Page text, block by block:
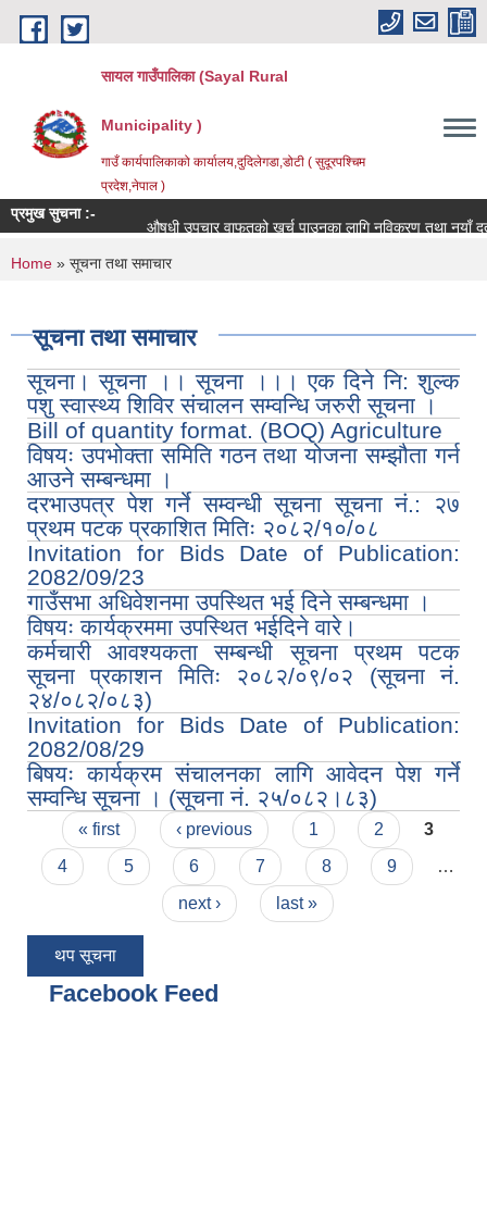
Skip to main content
सायल गाउँपालिका (Sayal Rural
Municipality )
गाउँ कार्यपालिकाको कार्यालय,दुदिलेगडा,डोटी ( सुदूरपश्चिम
प्रदेश,नेपाल )
प्रमुख सुचना :-
औषधी उपचार वाफतको खर्च पाउनका लागि नविकरण तथा नयाँ दर्ता
You are here
Home » सूचना तथा समाचार
सूचना तथा समाचार
सूचना। सूचना ।। सूचना ।।। एक दिने नि: शुल्क
पशु स्वास्थ्य शिविर संचालन सम्वन्धि जरुरी सूचना ।
Bill of quantity format. (BOQ) Agriculture
विषयः उपभोक्ता समिति गठन तथा योजना सम्झौता गर्न
आउने सम्बन्धमा ।
दरभाउपत्र पेश गर्ने सम्वन्धी सूचना सूचना नं.: २७
प्रथम पटक प्रकाशित मितिः २०८२/१०/०८
Invitation for Bids Date of Publication:
2082/09/23
गाउँसभा अधिवेशनमा उपस्थित भई दिने सम्बन्धमा ।
विषयः कार्यक्रममा उपस्थित भईदिने वारे।
कर्मचारी आवश्यकता सम्बन्धी सूचना प्रथम पटक
सूचना प्रकाशन मितिः २०८२/०९/०२ (सूचना नं.
२४/०८२/०८३)
Invitation for Bids Date of Publication:
2082/08/29
बिषयः कार्यक्रम संचालनका लागि आवेदन पेश गर्ने
सम्वन्धि सूचना । (सूचना नं. २५/०८२।८३)
Pages
« first ‹ previous 1 2
3
4
5 6 7 8 9
…
next ›
last »
थप सूचना
Facebook Feed